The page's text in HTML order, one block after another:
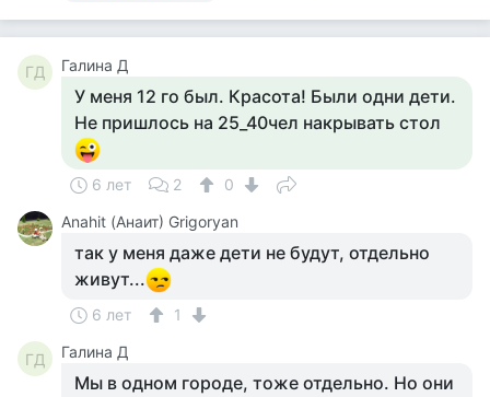
ГД Галина Д
У меня 12 го был. Красота! Были одни дети.
Не пришлось на 25_40чел накрывать стол
6 лет 2
0
Anahit (Анаит) Grigoryan
так у меня даже дети не будут, отдельно
живут...
6 лет 1
ГД Галина Д
Мы в одном городе, тоже отдельно. Но они